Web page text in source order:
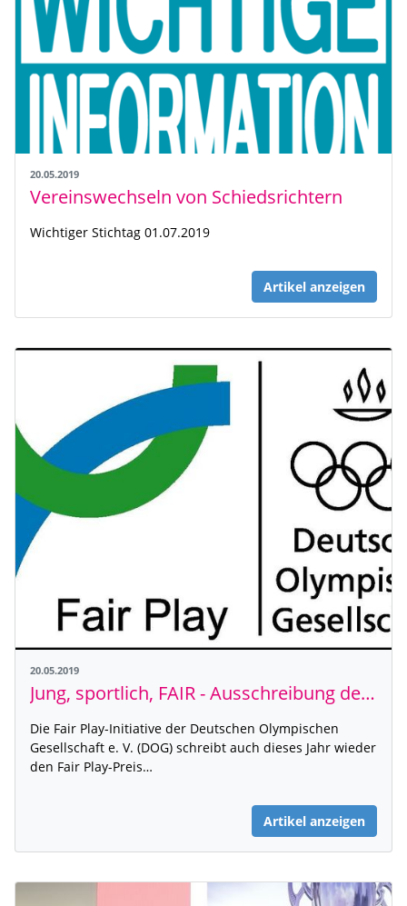
20.05.2019
Vereinswechseln von Schiedsrichtern
Wichtiger Stichtag 01.07.2019
Artikel anzeigen
20.05.2019
Jung, sportlich, FAIR - Ausschreibung der Deutschen Olympischen Gesellschaft
Die Fair Play-Initiative der Deutschen Olympischen
Gesellschaft e. V. (DOG) schreibt auch dieses Jahr wieder
den Fair Play-Preis…
Artikel anzeigen